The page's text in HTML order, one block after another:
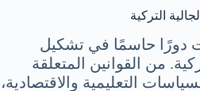
التركية
دورًا حاسمًا في تشكيل
من القوانين المتعلقة
التعليمية والاقتصادية،